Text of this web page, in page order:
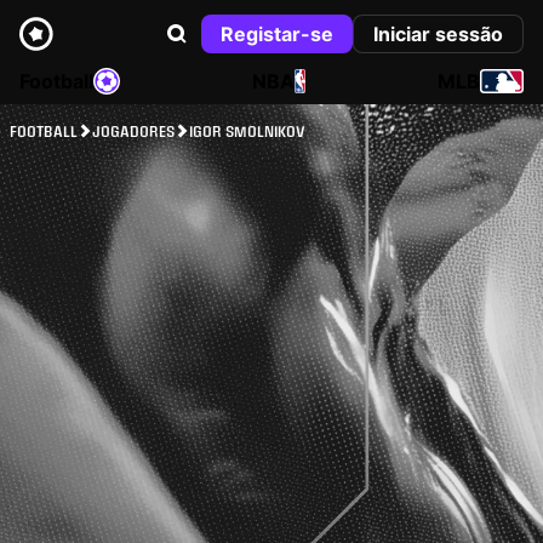
Registar-se
Iniciar sessão
NBA
FOOTBALL JOGADORES IGOR SMOLNIKOV